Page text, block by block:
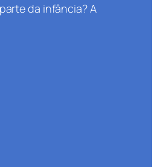
da infância? A